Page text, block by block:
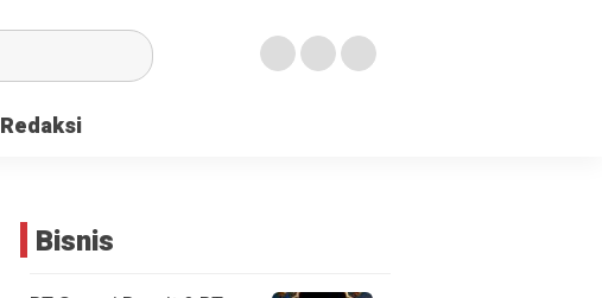
Redaksi
Bisnis